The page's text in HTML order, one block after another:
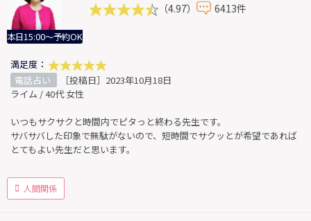
本日15:00～予約OK
（4.97） 6413件
満足度：
電話占い
［投稿日］2023年10月18日
ライム / 40代 女性
いつもサクサクと時間内でピタっと終わる先生です。
サバサバした印象で無駄がないので、短時間でサクッとが希望であれば
とてもよい先生だと思います。
人間関係